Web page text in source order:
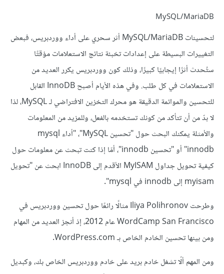
MySQL/MariaDB
لتحسينات MySQL/MariaDB أثر سحري على أداء ووردبريس، فبعض
التغييرات البسيطة على إعدادات تخبئة نتائج الاستعلامات مؤقتًا
ستُحدث أثرًا إيجابيًا كبيرًا، وذلك كون ووردبريس يكرر العديد من
الاستعلامات في كل طلب. وفي هذه الأيام أصبح InnoDB القابل
للتحسين والموائمة الدقيقة هو محرك التخزين الافتراضي لـ MySQL، لذا
لا بدّ من أن تتأكد من كونك تستخدمه بالفعل، وللمزيد من المعلومات
والأمثلة يمكنك البحث حول "تحسين MySQL"، "أداء mysql
innodb" أو "تحسين innodb"، أمّا إذا كنت تبحث عن معلومات حول
كيفية تحويل جداول MyISAM الأقدم إلى InnoDB ابحث عن "تحويل
myisam إلى innodb في mysql".
وطرحت Iliya Polihronov مثالًا رائعًا حول تحسين ووردبريس في
WordCamp San Francisco عام 2012، إذ أنجز العديد من المهام
ومن بينها تحسين الخادم الخاص بـ WordPress.com.
ومن المهم ألّا تشغل خادم بريد على خادم ووردبريس الخاص بك، وكبديل